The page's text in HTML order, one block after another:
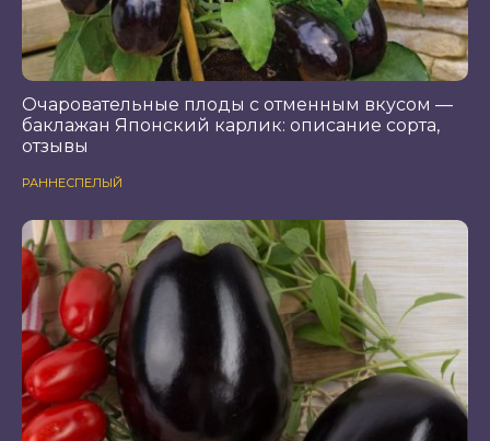
Очаровательные плоды с отменным вкусом —
баклажан Японский карлик: описание сорта,
отзывы
РАННЕСПЕЛЫЙ